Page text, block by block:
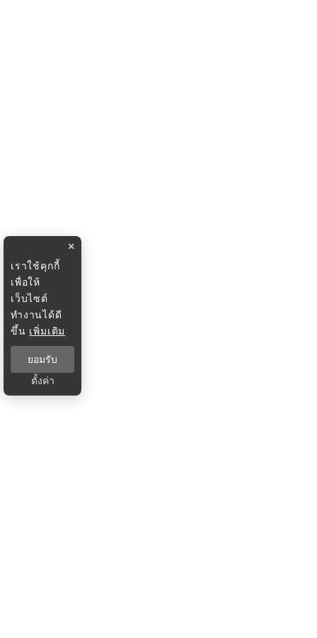
×
เราใช้คุกกี้
เพื่อให้
เว็บไซต์
ทำงานได้ดี
ขึ้น เพิ่มเติม
ยอมรับ
ตั้งค่า